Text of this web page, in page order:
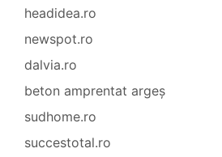
headidea.ro
newspot.ro
dalvia.ro
beton amprentat argeș
sudhome.ro
succestotal.ro